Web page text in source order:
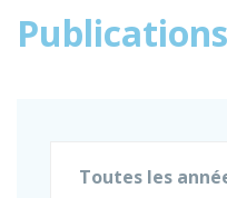
Publications
Toutes les